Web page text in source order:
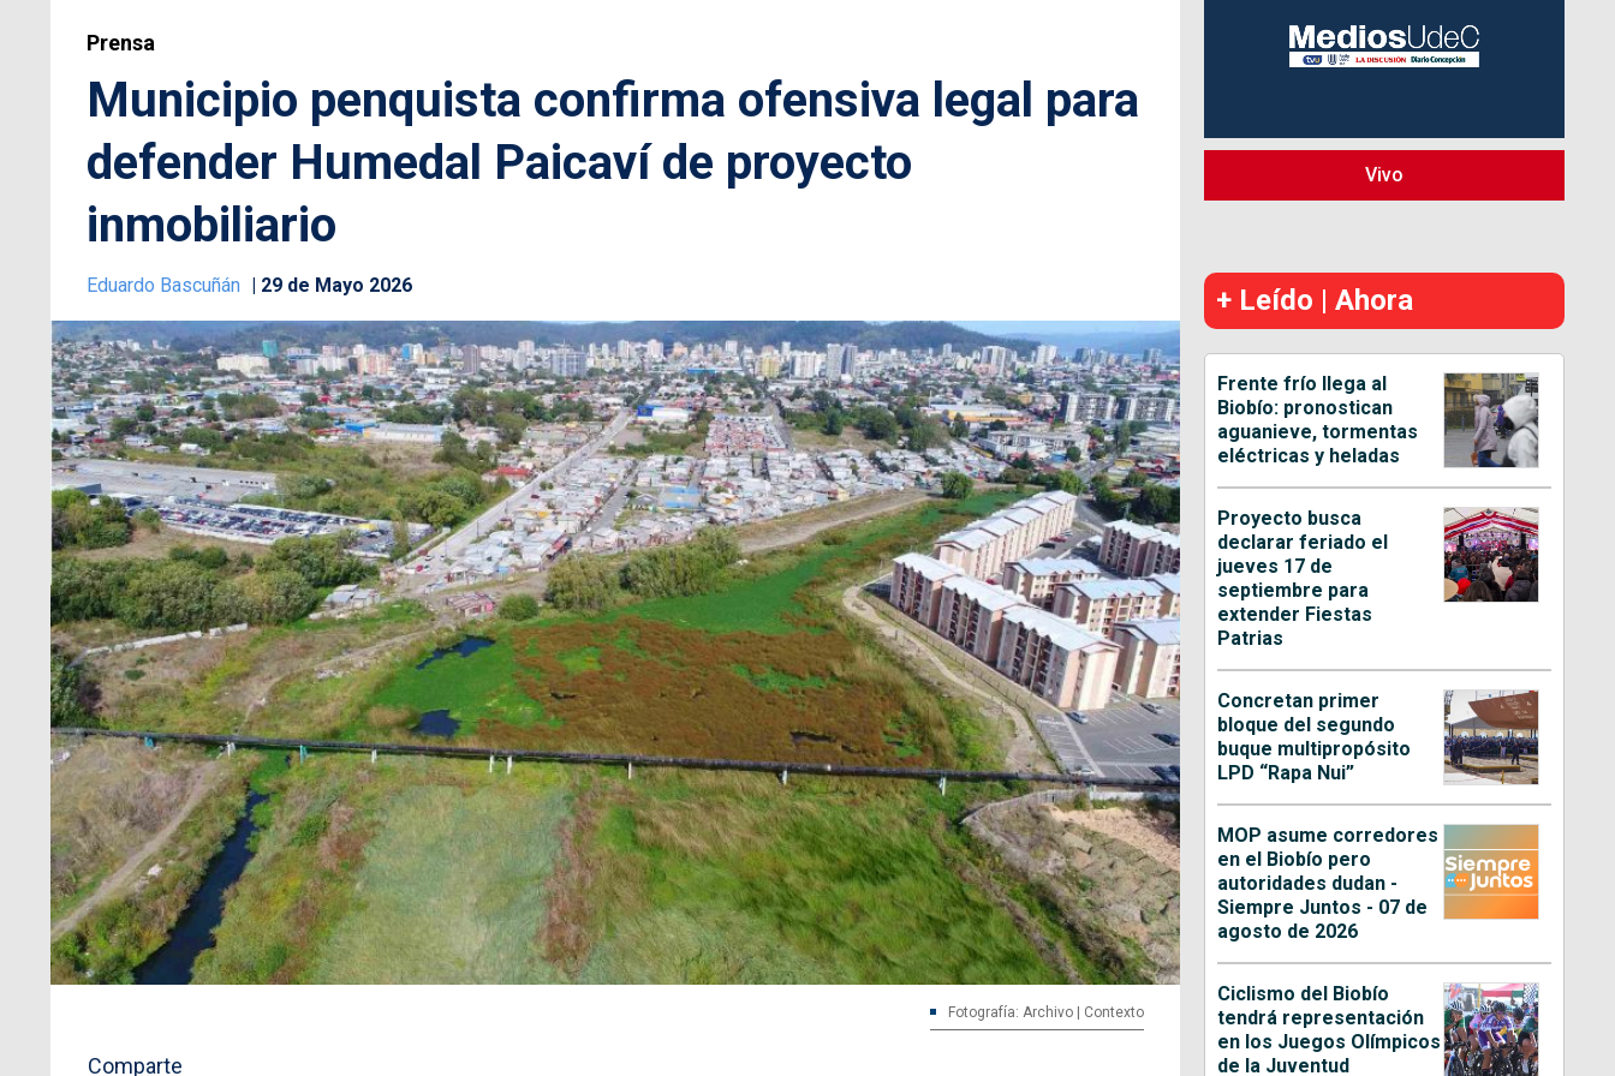
Prensa
Municipio penquista confirma ofensiva legal para
defender Humedal Paicaví de proyecto
inmobiliario
Eduardo Bascuñán 29 de Mayo 2026
Fotografía: Archivo | Contexto
Comparte
Vivo
+ Leído | Ahora
Frente frío llega al
Biobío: pronostican
aguanieve, tormentas
eléctricas y heladas
Proyecto busca
declarar feriado el
jueves 17 de
septiembre para
extender Fiestas
Patrias
Concretan primer
bloque del segundo
buque multipropósito
LPD “Rapa Nui”
MOP asume corredores
en el Biobío pero
autoridades dudan -
Siempre Juntos - 07 de
agosto de 2026
Ciclismo del Biobío
tendrá representación
en los Juegos Olímpicos
de la Juventud